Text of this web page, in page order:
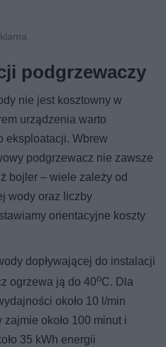
podgrzewaczy
nie jest kosztowny w
urządzenia warto
eksploatacji. Wbrew
podgrzewacz nie zawsze
bojler – wiele zależy od
wody oraz liczby
orientacyjne koszty
dopływającej do instalacji
ogrzewa ją do 40oC. Dla
około 10 l/min
około 100 minut i
35 kWh energii